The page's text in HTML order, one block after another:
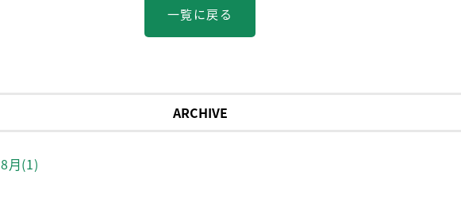
一覧に戻る
ARCHIVE
8月(1)